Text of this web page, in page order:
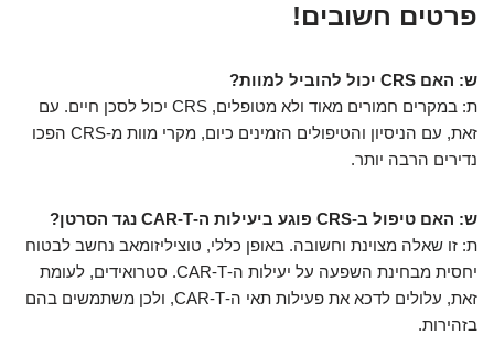
פרטים חשובים!
ש: האם CRS יכול להוביל למוות?
ת: במקרים חמורים מאוד ולא מטופלים, CRS יכול לסכן חיים. עם
זאת, עם הניסיון והטיפולים הזמינים כיום, מקרי מוות מ-CRS הפכו
נדירים הרבה יותר.
ש: האם טיפול ב-CRS פוגע ביעילות ה-CAR-T נגד הסרטן?
ת: זו שאלה מצוינת וחשובה. באופן כללי, טוציליזומאב נחשב לבטוח
יחסית מבחינת השפעה על יעילות ה-CAR-T. סטרואידים, לעומת
זאת, עלולים לדכא את פעילות תאי ה-CAR-T, ולכן משתמשים בהם
בזהירות.